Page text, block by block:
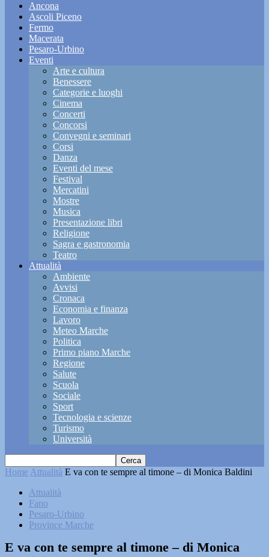
Ancona
Ascoli Piceno
Fermo
Macerata
Pesaro-Urbino
Eventi
Arte e cultura
Benessere
Categorie e luoghi
Cinema
Concerti
Concorsi
Convegni e seminari
Corsi
Danza
Eventi del mese
Festival
Mercatini
Mostre
Musica
Presentazione libri
Religione
Sagra e gastronomia
Teatro
Attualità
Ambiente
Avvisi
Cronaca
Economia e finanza
Lavoro
Meteo Marche
Politica
Primo piano Marche
Regione
Salute
Scuola
Sociale
Sport
Tecnologia e scienze
Turismo
Università
Home Attualità E va con te sempre al timone – di Monica Baldini
Attualità
Fano
Pesaro-Urbino
Province Marche
E va con te sempre al timone – di Monica